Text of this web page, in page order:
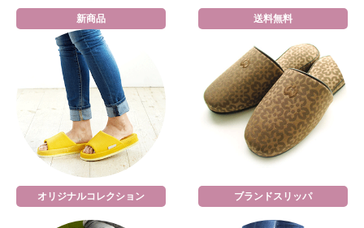
新商品 送料無料
オリジナルコレクション ブランドスリッパ